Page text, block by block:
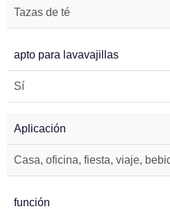
Tazas de té
apto para lavavajillas
Sí
Aplicación
Casa, oficina, fiesta, viaje,
función